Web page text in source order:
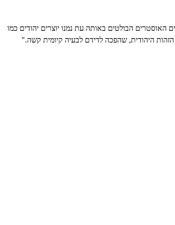
האוסטרים הבולטים באותה עת נמנו יוצרים יהודים כמו
הזהות היהודית, שהפכה לדידם לבעיה קיומית קשה."